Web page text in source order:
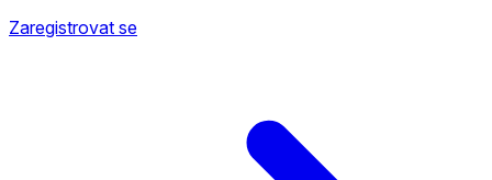
Zaregistrovat se